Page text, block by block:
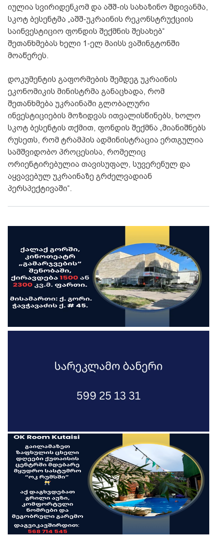
იულია სვირიდენკომ და აშშ-ის სახაზინო მდივანმა,
სკოტ ბესენტმა „აშშ-უკრაინის რეკონსტრუქციის
საინვესტიციო ფონდის შექმნის შესახებ“
შეთანხმებას ხელი 1-ელ მაისს ვაშინგტონში
მოაწერეს.
დოკუმენტის გაფორმების შემდეგ უკრაინის
ეკონომიკის მინისტრმა განაცხადა, რომ
შეთანხმება უკრაინაში გლობალური
ინვესტიციების მოზიდვას ითვალისწინებს, ხოლო
სკოტ ბესენტის თქმით, ფონდის შექმნა „მიანიშნებს
რუსეთს, რომ ტრამპის ადმინისტრაცია ერთგულია
სამშვიდობო პროცესისა, რომელიც
ორიენტირებულია თავისუფალ, სუვერენულ და
აყვავებულ უკრაინაზე გრძელვადიან
პერსპექტივაში“.